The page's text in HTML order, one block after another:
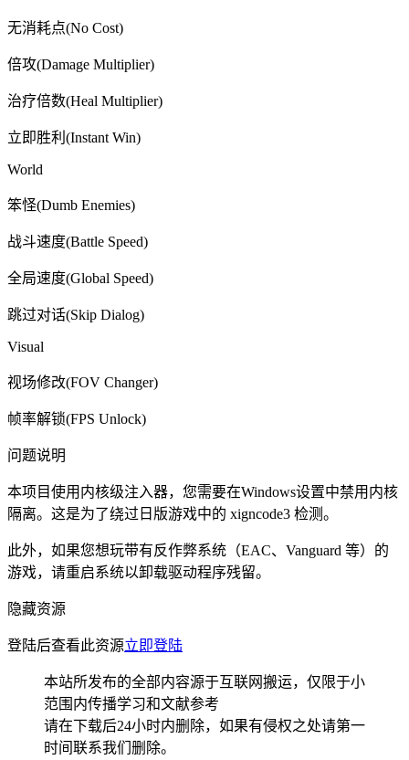
无消耗点(No Cost)
倍攻(Damage Multiplier)
治疗倍数(Heal Multiplier)
立即胜利(Instant Win)
World
笨怪(Dumb Enemies)
战斗速度(Battle Speed)
全局速度(Global Speed)
跳过对话(Skip Dialog)
Visual
视场修改(FOV Changer)
帧率解锁(FPS Unlock)
问题说明
本项目使用内核级注入器，您需要在Windows设置中禁用内核
隔离。这是为了绕过日版游戏中的 xigncode3 检测。
此外，如果您想玩带有反作弊系统（EAC、Vanguard 等）的
游戏，请重启系统以卸载驱动程序残留。
隐藏资源
登陆后查看此资源立即登陆
本站所发布的全部内容源于互联网搬运，仅限于小
范围内传播学习和文献参考
请在下载后24小时内删除，如果有侵权之处请第一
时间联系我们删除。